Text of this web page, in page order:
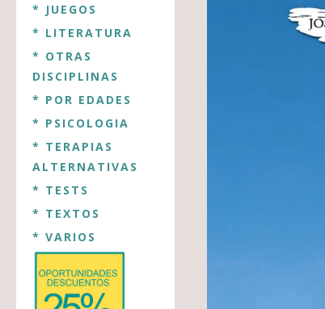
* JUEGOS
* LITERATURA
* OTRAS
DISCIPLINAS
* POR EDADES
* PSICOLOGIA
* TERAPIAS
ALTERNATIVAS
* TESTS
* TEXTOS
* VARIOS